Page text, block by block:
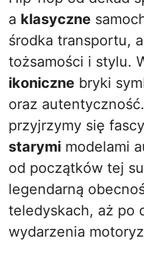
a klasyczne
środka transportu,
tożsamości i stylu.
ikoniczne bryki
oraz
przyjrzymy się
starymi modelami
od początków tej
legendarną
teledyskach, aż po
wydarzenia